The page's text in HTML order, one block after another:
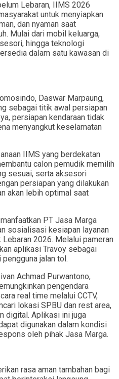
Lebaran, IIMS 2026
untuk menyiapkan
dan nyaman saat
Mulai dari mobil keluarga,
hingga teknologi
dalam satu kawasan di
Daswar Marpaung,
sebagai titik awal persiapan
persiapan kendaraan tidak
menyangkut keselamatan
IIMS yang berdekatan
calon pemudik memilih
sesuai, serta aksesori
persiapan yang dilakukan
akan lebih optimal saat
PT Jasa Marga
sosialisasi kesiapan layanan
2026. Melalui pameran
aplikasi Travoy sebagai
jalan tol.
Achmad Purwantono,
pengendara
real time melalui CCTV,
lokasi SPBU dan rest area,
digital. Aplikasi ini juga
digunakan dalam kondisi
oleh pihak Jasa Marga.
rasa aman tambahan bagi